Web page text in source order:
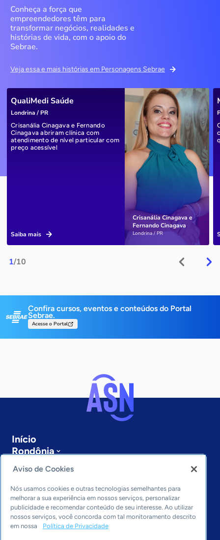
Conheça a força que
empreendedores têm para
transformar negócios, realidades e
histórias de vida, com o apoio do
Sebrae.
Veja essa e mais histórias em Personagens Sebrae
1/10
Crisanália Cinagava e
Fernando Cinagava
Londrina / PR
QualiMedi Saúde
Londrina / PR
Crisanália Cinagava e Fernando
Cinagava abriram clínica com
atendimento de nível particular com
preço acessível
Saiba mais
Confira cursos, eventos e conteúdos do Portal
Sebrae.
Acesse o Portal
Início
Rondônia
Sobre a ASN
Últimas notícias
Entre em contato
Editorias
Economia & Política
Inovação & Tecnologia
Aviso de Cookies
Nós usamos cookies e outras tecnologias semelhantes para
melhorar a sua experiência em nossos serviços, personalizar
publicidade e recomendar conteúdo de seu interesse. Ao utilizar
nossos serviços, você concorda com tal monitoramento descrito
em nossa
Política de Privacidade